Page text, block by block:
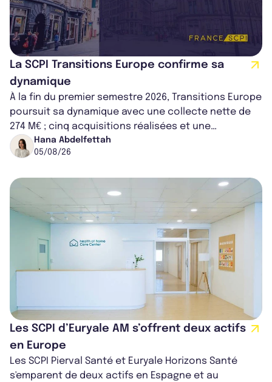
La SCPI Transitions Europe confirme sa
dynamique
À la fin du premier semestre 2026, Transitions Europe
poursuit sa dynamique avec une collecte nette de
274 M€ ; cinq acquisitions réalisées et une
capitalisation portée à 1,38 Md€....
Hana Abdelfettah
05/08/26
Les SCPI d’Euryale AM s’offrent deux actifs
en Europe
Les SCPI Pierval Santé et Euryale Horizons Santé
s'emparent de deux actifs en Espagne et au